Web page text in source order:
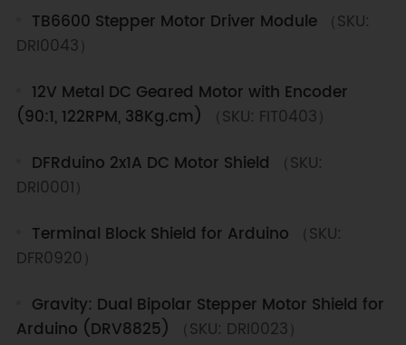
TB6600 Stepper Motor Driver Module （SKU:
DRI0043）
12V Metal DC Geared Motor with Encoder
(90:1, 122RPM, 38Kg.cm)
（SKU: FIT0403）
DFRduino 2x1A DC Motor Shield
（SKU:
DRI0001）
Terminal Block Shield for Arduino
（SKU:
DFR0920）
Gravity: Dual Bipolar Stepper Motor Shield for
Arduino (DRV8825)
（SKU: DRI0023）